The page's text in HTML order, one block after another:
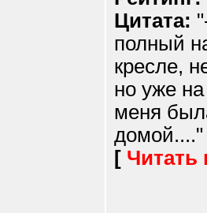
Цитата:
полный
кресле,
но уже
меня
домой...."
[ Читать